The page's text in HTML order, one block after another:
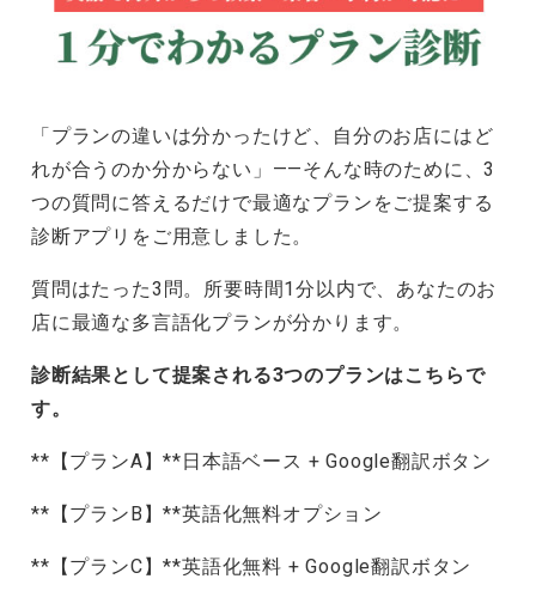
「プランの違いは分かったけど、自分のお店にはど
れが合うのか分からない」——そんな時のために、3
つの質問に答えるだけで最適なプランをご提案する
診断アプリをご用意しました。
質問はたった3問。所要時間1分以内で、あなたのお
店に最適な多言語化プランが分かります。
診断結果として提案される3つのプランはこちらで
す。
**【プランA】**日本語ベース + Google翻訳ボタン
**【プランB】**英語化無料オプション
**【プランC】**英語化無料 + Google翻訳ボタン